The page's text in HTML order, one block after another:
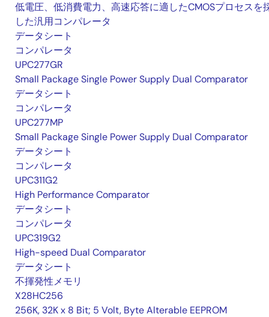
低電圧、低消費電力、高速応答に適したCMOSプロセスを
した汎用コンパレータ
データシート
コンパレータ
UPC277GR
Small Package Single Power Supply Dual Comparator
データシート
コンパレータ
UPC277MP
Small Package Single Power Supply Dual Comparator
データシート
コンパレータ
UPC311G2
High Performance Comparator
データシート
コンパレータ
UPC319G2
High-speed Dual Comparator
データシート
不揮発性メモリ
X28HC256
256K, 32K x 8 Bit; 5 Volt, Byte Alterable EEPROM